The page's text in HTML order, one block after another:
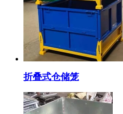
折叠式仓储笼